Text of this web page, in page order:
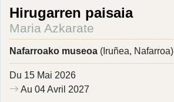
Hirugarren paisaia
Maria Azkarate
Nafarroako museoa (Iruñea, Nafarroa)
Du 15 Mai 2026
Au 04 Avril 2027